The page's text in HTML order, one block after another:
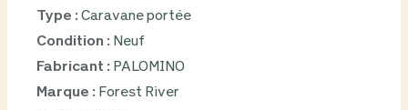
Type :Caravane portée
Condition : Neuf
Fabricant : PALOMINO
Marque : Forest River